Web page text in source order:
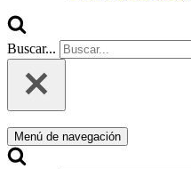
Buscar...
Menú de navegación